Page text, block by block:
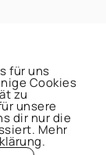
für uns
Cookies
zu
unsere
dir nur die
Mehr